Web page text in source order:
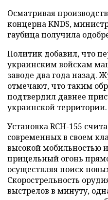
Осматривая
концерна KNDS,
гаубица получила
Политик добавил, что
украинским войскам
заводе два года назад.
отмечают, что таким
подтвердил давнее
украинской территории.
Установка RCH-155
современных в своем
высокой мобильностью
прицельный огонь
осуществляя поиск
Скорострельность
выстрелов в минуту,